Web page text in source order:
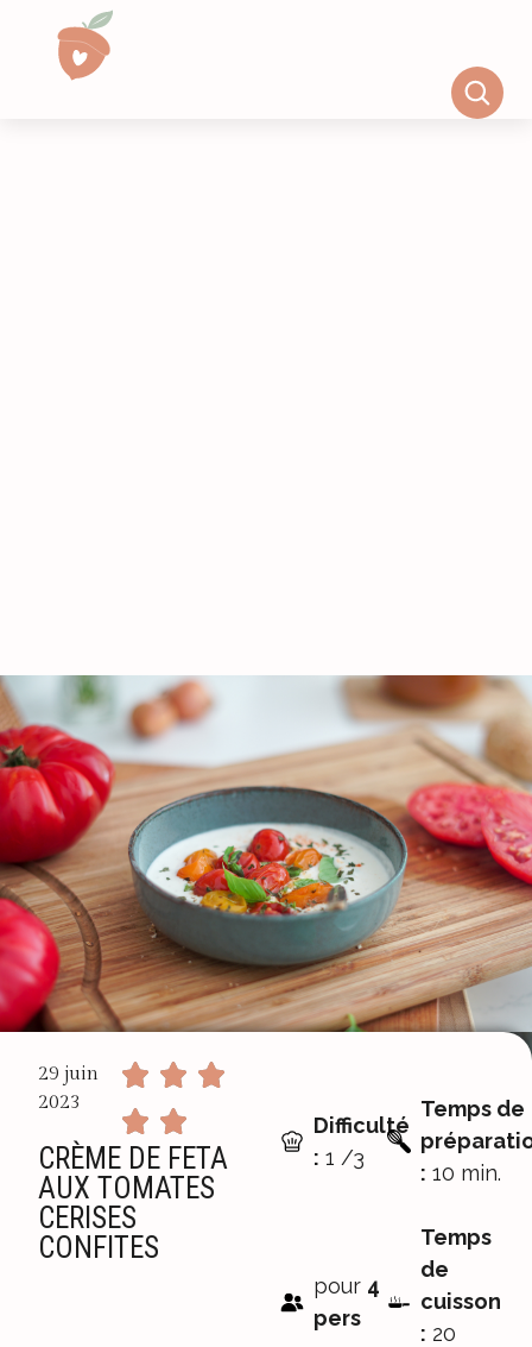
29 juin
2023
CRÈME DE FETA
AUX TOMATES
CERISES
CONFITES
Difficulté
: 1 /3
Temps de
: 10 min.
pour 4
pers
Temps
de
cuisson
: 20